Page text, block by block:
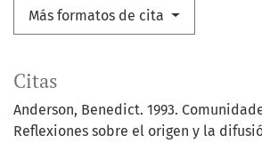
Más formatos de cita
Citas
Anderson, Benedict. 1993.
Reflexiones sobre el origen y la